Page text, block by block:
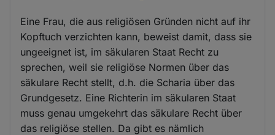
Eine Frau, die aus religiösen Gründen nicht auf ihr
Kopftuch verzichten kann, beweist damit, dass sie
ungeeignet ist, im säkularen Staat Recht zu
sprechen, weil sie religiöse Normen über das
säkulare Recht stellt, d.h. die Scharia über das
Grundgesetz. Eine Richterin im säkularen Staat
muss genau umgekehrt das säkulare Recht über
das religiöse stellen. Da gibt es nämlich